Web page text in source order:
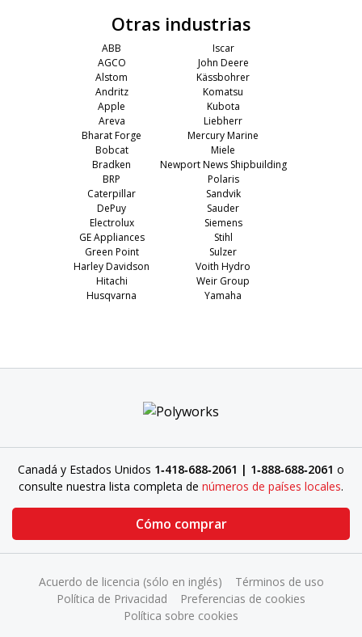
Otras industrias
ABB
Iscar
AGCO
John Deere
Alstom
Kässbohrer
Andritz
Komatsu
Apple
Kubota
Areva
Liebherr
Bharat Forge
Mercury Marine
Bobcat
Miele
Bradken
Newport News Shipbuilding
BRP
Polaris
Caterpillar
Sandvik
DePuy
Sauder
Electrolux
Siemens
GE Appliances
Stihl
Green Point
Sulzer
Harley Davidson
Voith Hydro
Hitachi
Weir Group
Husqvarna
Yamaha
Canadá y Estados Unidos 1‑418‑688‑2061 | 1‑888‑688‑2061 o
consulte nuestra lista completa de números de países locales.
Cómo comprar
Acuerdo de licencia (sólo en inglés)
Términos de uso
Política de Privacidad
Preferencias de cookies
Política sobre cookies